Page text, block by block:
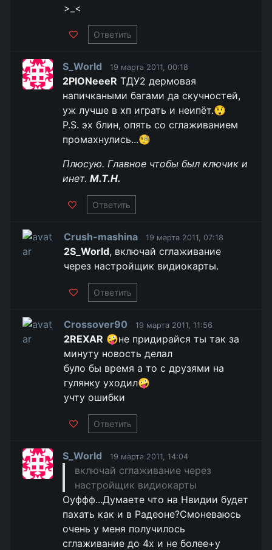
>_<
Ответить
S_World 19 марта 2011, 00:18
2PIONeeeR ТДУ2 дермовая
напичкаными багами да скучностей,
уж лучше в хп играть и неипёт.😲
P.S. эх блин, опять со сглаживанием
промахнулись...🧐
Плюсую. Главное чтобы был ключик и
инет. M.T.H.
Ответить
Crush-mashina 19 марта 2011, 07:18
2S_World, включай сглаживание
через настройщик видиокарты.
Ответить
Crossover90 19 марта 2011, 11:56
2REXAR 🤪не придирайся ты так за
минуту новость делал
було бы время а то с друзями на
гулянку уходил🤪
учту ошибки
Ответить
S_World 19 марта 2011, 14:04
включай сглаживание через
настройщик видиокарты
Оуффф...Думаете что на Нвидии будет
пахать как и в Радеоне?Смоневаюсь
очень у меня получилось
сглаживание до 4х и не более+у